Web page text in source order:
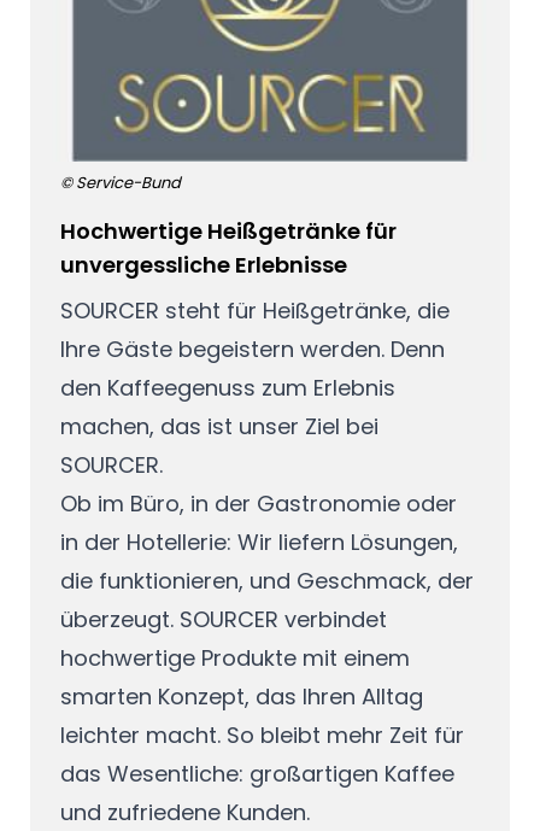
© Service-Bund
Hochwertige Heißgetränke für
unvergessliche Erlebnisse
SOURCER steht für Heißgetränke, die
Ihre Gäste begeistern werden. Denn
den Kaffeegenuss zum Erlebnis
machen, das ist unser Ziel bei
SOURCER.
Ob im Büro, in der Gastronomie oder
in der Hotellerie: Wir liefern Lösungen,
die funktionieren, und Geschmack, der
überzeugt. SOURCER verbindet
hochwertige Produkte mit einem
smarten Konzept, das Ihren Alltag
leichter macht. So bleibt mehr Zeit für
das Wesentliche: großartigen Kaffee
und zufriedene Kunden.